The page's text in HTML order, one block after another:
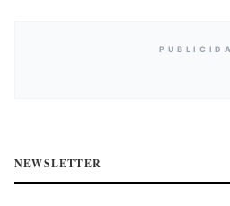
NEWSLETTER